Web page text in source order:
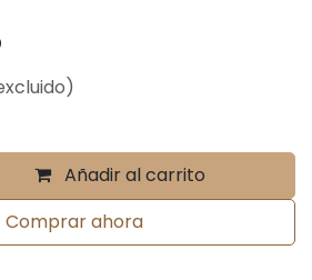
Añadir al carrito
Comprar ahora